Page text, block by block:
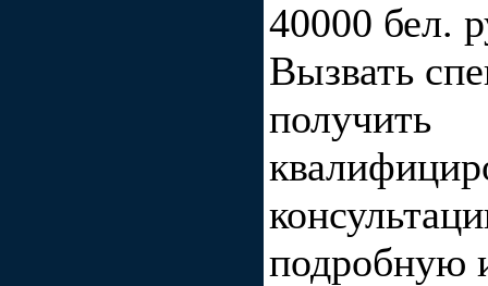
40000 бел.
Вызвать
получить
подробную